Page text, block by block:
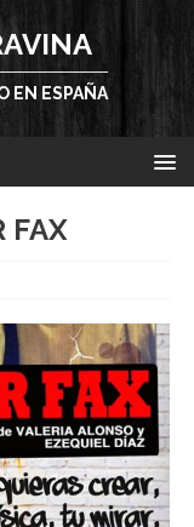
EN ESPAÑA
FAX